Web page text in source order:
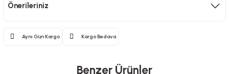
Önerileriniz
Aynı Gün Kargo Kargo Bedava
Benzer Ürünler